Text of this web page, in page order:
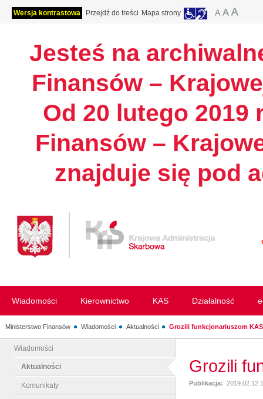
Wersja kontrastowa Przejdź do treści Mapa strony
Jesteś na
Finansów –
Od 20 lutego 2019
Finansów –
znajduje się pod
Wiadomości Kierownictwo KAS Działalność
Ministerstwo Finansów Wiadomości Aktualności Grozili funkcjonariuszom
Wiadomości
Aktualności
Komunikaty
Grozili
Publikacja: 2019.02.12